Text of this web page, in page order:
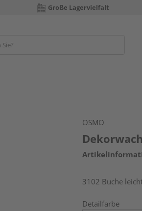
Große Lagervielfalt
OSMO
3102 Buche
Detailfarbe